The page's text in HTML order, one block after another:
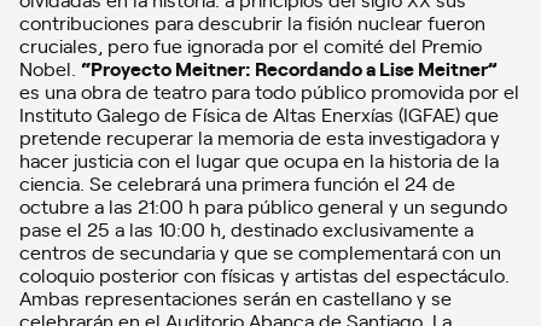
contribuciones para descubrir la fisión nuclear fueron
cruciales, pero fue ignorada por el comité del Premio
Nobel. “Proyecto Meitner: Recordando a Lise Meitner”
es una obra de teatro para todo público promovida por el
Instituto Galego de Física de Altas Enerxías (IGFAE) que
pretende recuperar la memoria de esta investigadora y
hacer justicia con el lugar que ocupa en la historia de la
ciencia. Se celebrará una primera función el 24 de
octubre a las 21:00 h para público general y un segundo
pase el 25 a las 10:00 h, destinado exclusivamente a
centros de secundaria y que se complementará con un
coloquio posterior con físicas y artistas del espectáculo.
Ambas representaciones serán en castellano y se
celebrarán en el Auditorio Abanca de Santiago. La